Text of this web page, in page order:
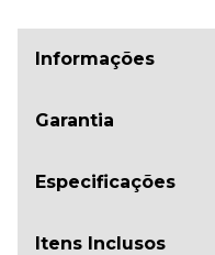
Informações
Garantia
Especificações
Itens Inclusos